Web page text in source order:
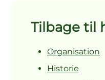
Tilbage til
Organisation
Historie